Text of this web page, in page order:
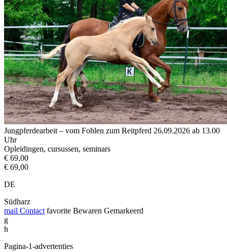
Jungpferdearbeit – vom Fohlen zum Reitpferd 26.09.2026 ab 13.00
Uhr
Opleidingen, cursussen, seminars
€ 69,00
€ 69,00
DE
Südharz
mail Contact favorite Bewaren Gemarkeerd
g
h
Pagina-1-advertenties